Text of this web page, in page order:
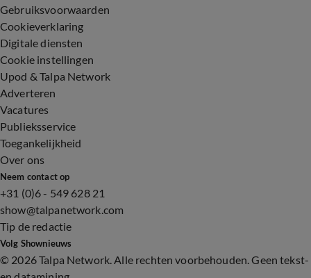
Gebruiksvoorwaarden
Cookieverklaring
Digitale diensten
Cookie instellingen
Upod & Talpa Network
Adverteren
Vacatures
Publieksservice
Toegankelijkheid
Over ons
Neem contact op
+31 (0)6 - 549 628 21
show@talpanetwork.com
Tip de redactie
Volg Shownieuws
© 2026 Talpa Network. Alle rechten voorbehouden. Geen tekst-